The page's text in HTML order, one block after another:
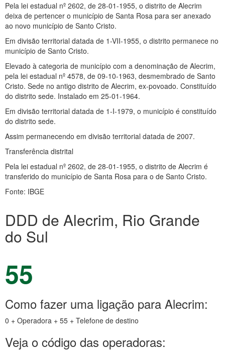
Pela lei estadual nº 2602, de 28-01-1955, o distrito de Alecrim
deixa de pertencer o município de Santa Rosa para ser anexado
ao novo município de Santo Cristo.
Em divisão territorial datada de 1-VII-1955, o distrito permanece no
município de Santo Cristo.
Elevado à categoria de município com a denominação de Alecrim,
pela lei estadual nº 4578, de 09-10-1963, desmembrado de Santo
Cristo. Sede no antigo distrito de Alecrim, ex-povoado. Constituído
do distrito sede. Instalado em 25-01-1964.
Em divisão territorial datada de 1-I-1979, o município é constituído
do distrito sede.
Assim permanecendo em divisão territorial datada de 2007.
Transferência distrital
Pela lei estadual nº 2602, de 28-01-1955, o distrito de Alecrim é
transferido do município de Santa Rosa para o de Santo Cristo.
Fonte: IBGE
DDD de Alecrim, Rio Grande
do Sul
55
Como fazer uma ligação para Alecrim:
0 + Operadora + 55 + Telefone de destino
Veja o código das operadoras: